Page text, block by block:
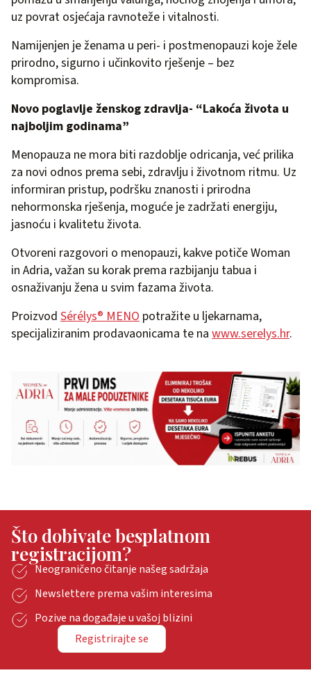
uz povrat osjećaja ravnoteže i vitalnosti.
Namijenjen je ženama u peri- i postmenopauzi koje žele
prirodno, sigurno i učinkovito rješenje – bez
kompromisa.
Novo poglavlje ženskog zdravlja- “Lakoća života u
najboljim godinama”
Menopauza ne mora biti razdoblje odricanja, već prilika
za novi odnos prema sebi, zdravlju i životnom ritmu. Uz
informiran pristup, podršku znanosti i prirodna
nehormonska rješenja, moguće je zadržati energiju,
jasnoću i kvalitetu života.
Otvoreni razgovori o menopauzi, kakve potiče Woman
in Adria, važan su korak prema razbijanju tabua i
osnaživanju žena u svim fazama života.
Proizvod Sérélys® MENO potražite u ljekarnama,
specijaliziranim prodavaonicama te na www.serelys.hr.
Što dobivate besplatnom
registracijom?
Neograničeno čitanje našeg sadržaja
Newslettere prema vašim interesima
Pozive na događaje u vašoj blizini
Registrirajte se